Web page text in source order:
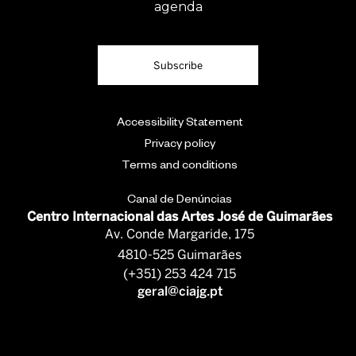
agenda
Subscribe
Accessibility Statement
Privacy policy
Terms and conditions
Canal de Denúncias
Centro Internacional das Artes José de Guimarães
Av. Conde Margaride, 175
4810-525 Guimarães
(+351) 253 424 715
geral@ciajg.pt